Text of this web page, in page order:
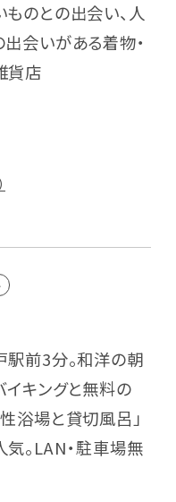
ものとの出会い、人
出会いがある着物・
貨店
駅前3分。和洋の朝
イキングと無料の
性浴場と貸切風呂」
気。LAN・駐車場無